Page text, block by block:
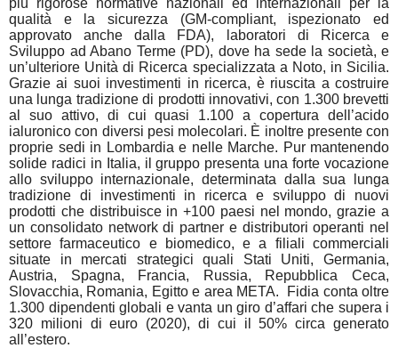
qualità e la sicurezza (GM-compliant, ispezionato ed
approvato anche dalla FDA), laboratori di Ricerca e
Sviluppo ad Abano Terme (PD), dove ha sede la società, e
un’ulteriore Unità di Ricerca specializzata a Noto, in Sicilia.
Grazie ai suoi investimenti in ricerca, è riuscita a costruire
una lunga tradizione di prodotti innovativi, con 1.300 brevetti
al suo attivo, di cui quasi 1.100 a copertura dell’acido
ialuronico con diversi pesi molecolari. È inoltre presente con
proprie sedi in Lombardia e nelle Marche. Pur mantenendo
solide radici in Italia, il gruppo presenta una forte vocazione
allo sviluppo internazionale, determinata dalla sua lunga
tradizione di investimenti in ricerca e sviluppo di nuovi
prodotti che distribuisce in +100 paesi nel mondo, grazie a
un consolidato network di partner e distributori operanti nel
settore farmaceutico e biomedico, e a filiali commerciali
situate in mercati strategici quali Stati Uniti, Germania,
Austria, Spagna, Francia, Russia, Repubblica Ceca,
Slovacchia, Romania, Egitto e area META. Fidia conta oltre
1.300 dipendenti globali e vanta un giro d’affari che supera i
320 milioni di euro (2020), di cui il 50% circa generato
all’estero.